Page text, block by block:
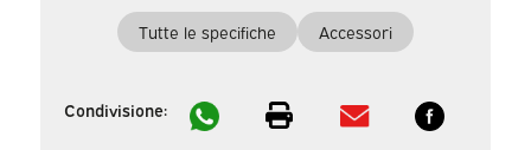
Tutte le specifiche Accessori
Condivisione: